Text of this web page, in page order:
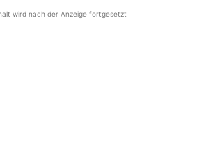
wird nach der Anzeige fortgesetzt